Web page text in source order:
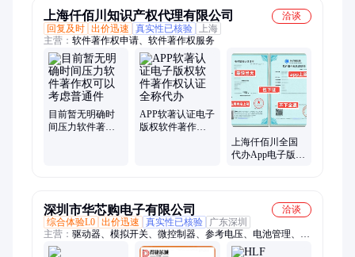
上海仟佰川知识产权代理有限公司
洽谈
回复及时 出价迅速 真实性已核验
上海
主营： 软件著作权申请、软件著作权服务
目前暂无明确时
间压力软件著作
APP软著认证电子
版权软件著作权
上海仟佰川全国
代办App电子版权
深圳市华芯购电子有限公司
洽谈
综合体验L0 出价迅速 真实性已核验
广东深圳
主营： 驱动器、模拟开关、微控制器、参考电压、电池管理、视
频开关ic、仪表放大器、音频放大器、开关稳压器、数字隔离